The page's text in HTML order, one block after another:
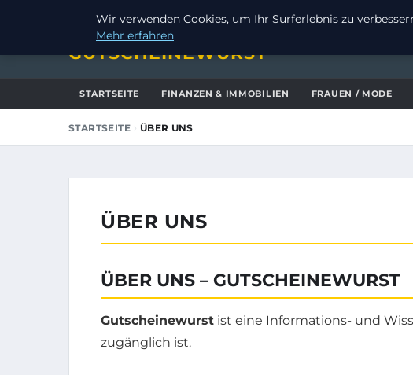
FREITAG, 7. AUGUST 2026
GUTSCHEINEWURST
STARTSEITE FINANZEN & IMMOBILIEN FRAUEN / MODE
STARTSEITE › ÜBER UNS
ÜBER UNS
ÜBER UNS – GUTSCHEINEWURST
Gutscheinewurst ist eine Informations- und
zugänglich ist.
Wir verwenden Cookies, um Ihr Surferlebnis zu
Mehr erfahren